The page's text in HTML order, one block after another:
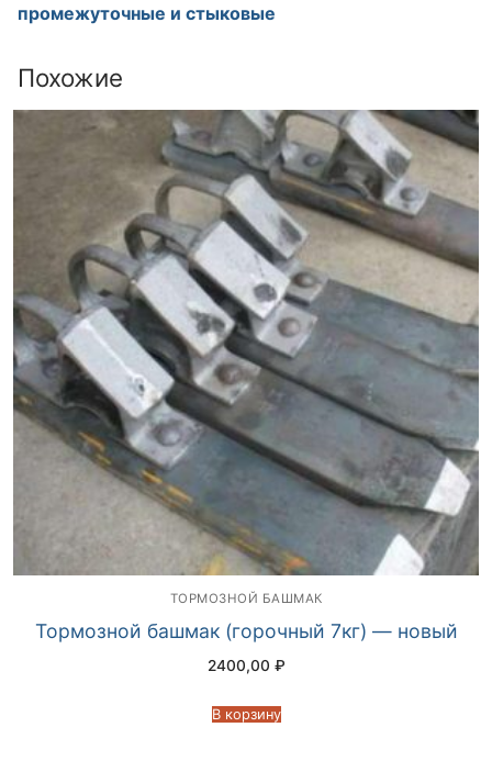
промежуточные и стыковые
Похожие
ТОРМОЗНОЙ БАШМАК
Тормозной башмак (горочный 7кг) — новый
2400,00 ₽
В корзину